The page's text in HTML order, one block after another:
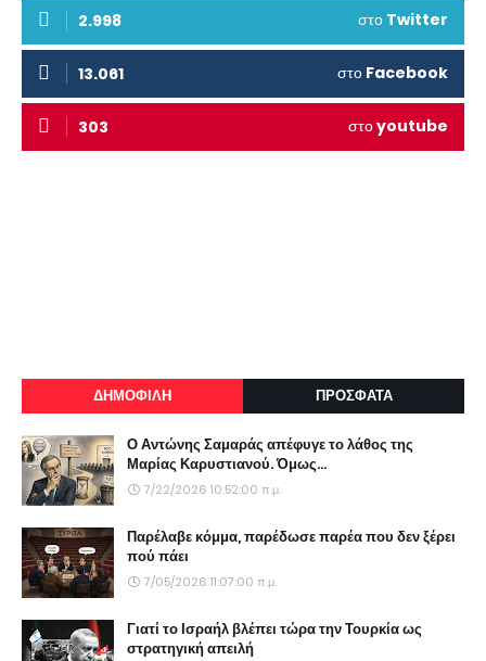
2.998 στο Twitter
13.061 στο Facebook
303 στοyoutube
ΔΗΜΟΦΙΛΗ ΠΡΟΣΦΑΤΑ
Ο Αντώνης Σαμαράς απέφυγε το λάθος της
Μαρίας Καρυστιανού. Όμως...
7/22/2026 10:52:00 π.μ.
Παρέλαβε κόμμα, παρέδωσε παρέα που δεν ξέρει
πού πάει
7/05/2026 11:07:00 π.μ.
Γιατί το Ισραήλ βλέπει τώρα την Τουρκία ως
στρατηγική απειλή